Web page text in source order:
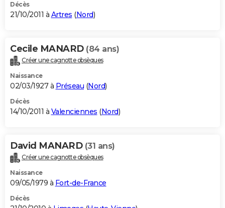
Décès
21/10/2011 à Artres (Nord)
Cecile MANARD (84 ans)
Créer une cagnotte obsèques
Naissance
02/03/1927 à Préseau (Nord)
Décès
14/10/2011 à Valenciennes (Nord)
David MANARD (31 ans)
Créer une cagnotte obsèques
Naissance
09/05/1979 à Fort-de-France
Décès